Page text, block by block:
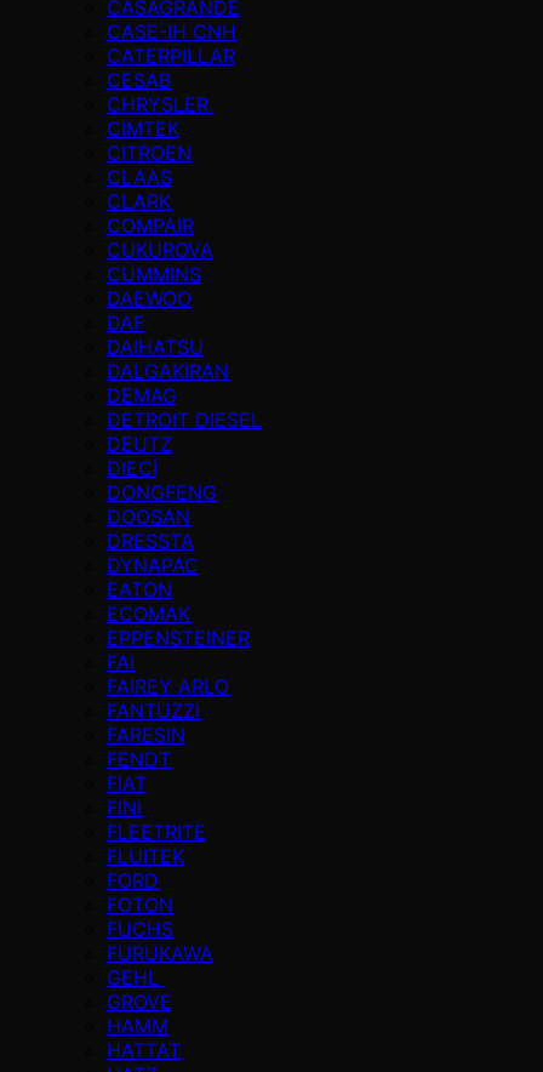
CASAGRANDE
CASE-IH CNH
CATERPILLAR
CESAB
CHRYSLER
CIMTEK
CITROEN
CLAAS
CLARK
COMPAIR
CUKUROVA
CUMMINS
DAEWOO
DAF
DAIHATSU
DALGAKIRAN
DEMAG
DETROIT DIESEL
DEUTZ
DIECI
DONGFENG
DOOSAN
DRESSTA
DYNAPAC
EATON
ECOMAK
EPPENSTEINER
FAI
FAIREY ARLO
FANTUZZI
FARESIN
FENDT
FIAT
FINI
FLEETRITE
FLUITEK
FORD
FOTON
FUCHS
FURUKAWA
GEHL
GROVE
HAMM
HATTAT